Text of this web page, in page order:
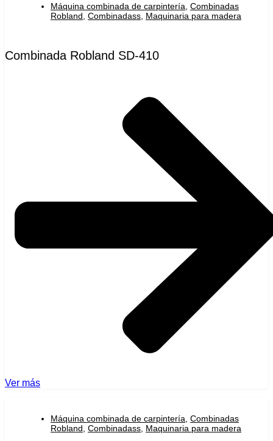
Máquina combinada de carpintería Combinadas
Robland Combinadass Maquinaria para madera
Combinada Robland SD-410
Ver más
Máquina combinada de carpintería, Combinadas
Robland, Combinadass, Maquinaria para madera